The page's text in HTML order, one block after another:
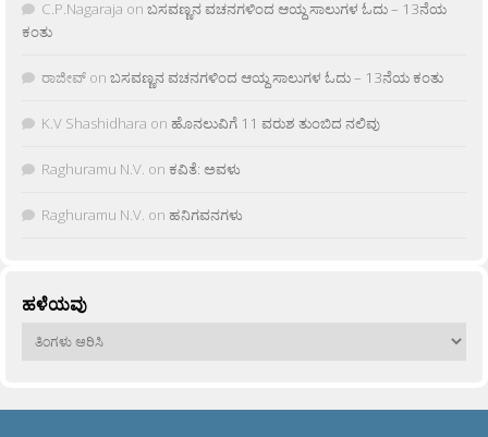
C.P.Nagaraja on ಬಸವಣ್ಣನ ವಚನಗಳಿಂದ ಆಯ್ದ ಸಾಲುಗಳ ಓದು – 13ನೆಯ
ಕಂತು
ರಾಜೀವ್ on ಬಸವಣ್ಣನ ವಚನಗಳಿಂದ ಆಯ್ದ ಸಾಲುಗಳ ಓದು – 13ನೆಯ ಕಂತು
K.V Shashidhara on ಹೊನಲುವಿಗೆ 11 ವರುಶ ತುಂಬಿದ ನಲಿವು
Raghuramu N.V. on ಕವಿತೆ: ಅವಳು
Raghuramu N.V. on ಹನಿಗವನಗಳು
ಹಳೆಯವು
ಹಳೆಯವು